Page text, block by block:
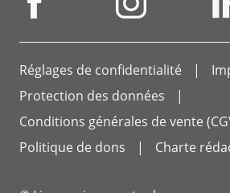
Réglages de confidentialité
Protection des données
Conditions générales de vente
Politique de dons
Charte